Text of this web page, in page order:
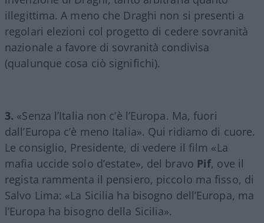
illegittima. A meno che Draghi non si presenti a
regolari elezioni col progetto di cedere sovranità
nazionale a favore di sovranità condivisa
(qualunque cosa ciò significhi).
3. «Senza l’Italia non c’è l’Europa. Ma, fuori
dall’Europa c’è meno Italia». Qui ridiamo di cuore.
Le consiglio, Presidente, di vedere il film «La
mafia uccide solo d’estate», del bravo Pif, ove il
regista rammenta il pensiero, piccolo ma fisso, di
Salvo Lima: «La Sicilia ha bisogno dell’Europa, ma
l’Europa ha bisogno della Sicilia».